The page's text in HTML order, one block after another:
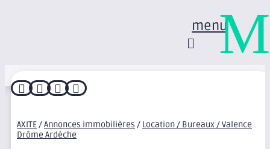
menu
   
AXITE/Annonces immobilières / Location / Bureaux / Valence
Drôme Ardèche
M